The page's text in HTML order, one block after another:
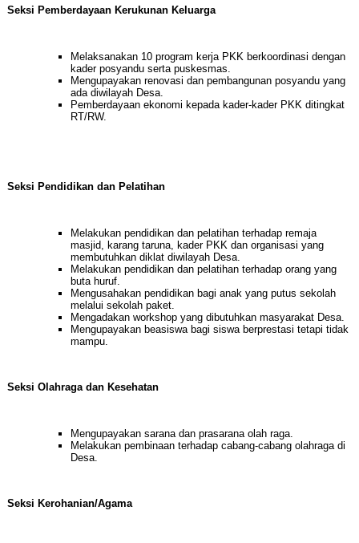
Seksi Pemberdayaan Kerukunan Keluarga
Melaksanakan 10 program kerja PKK berkoordinasi dengan
kader posyandu serta puskesmas.
Mengupayakan renovasi dan pembangunan posyandu yang
ada diwilayah Desa.
Pemberdayaan ekonomi kepada kader-kader PKK ditingkat
RT/RW.
Seksi Pendidikan dan Pelatihan
Melakukan pendidikan dan pelatihan terhadap remaja
masjid, karang taruna, kader PKK dan organisasi yang
membutuhkan diklat diwilayah Desa.
Melakukan pendidikan dan pelatihan terhadap orang yang
buta huruf.
Mengusahakan pendidikan bagi anak yang putus sekolah
melalui sekolah paket.
Mengadakan workshop yang dibutuhkan masyarakat Desa.
Mengupayakan beasiswa bagi siswa berprestasi tetapi tidak
mampu.
Seksi Olahraga dan Kesehatan
Mengupayakan sarana dan prasarana olah raga.
Melakukan pembinaan terhadap cabang-cabang olahraga di
Desa.
Seksi Kerohanian/Agama